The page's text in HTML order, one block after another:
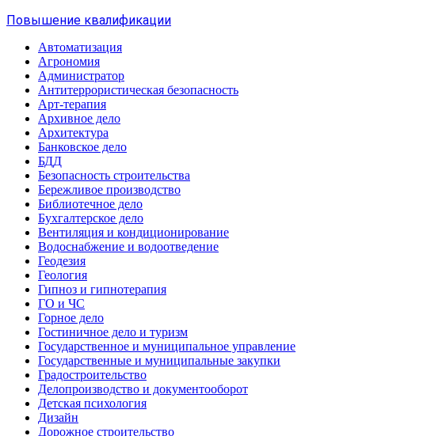
Повышение квалификации
Автоматизация
Агрономия
Администратор
Антитеррористическая безопасность
Арт-терапия
Архивное дело
Архитектура
Банковское дело
БДД
Безопасность строительства
Бережливое производство
Библиотечное дело
Бухгалтерское дело
Вентиляция и кондиционирование
Водоснабжение и водоотведение
Геодезия
Геология
Гипноз и гипнотерапия
ГО и ЧС
Горное дело
Гостиничное дело и туризм
Государственное и муниципальное управление
Государственные и муниципальные закупки
Градостроительство
Делопроизводство и документооборот
Детская психология
Дизайн
Дорожное строительство